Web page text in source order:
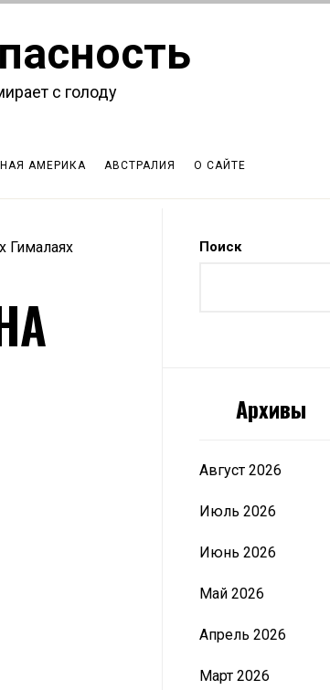
с голоду
АМЕРИКА АВСТРАЛИЯ О САЙТЕ
Гималаях Поиск
Архивы
Август 2026
Июль 2026
Июнь 2026
Май 2026
Апрель 2026
Март 2026